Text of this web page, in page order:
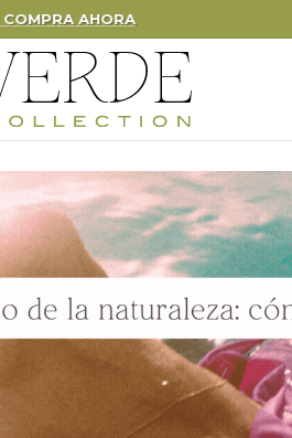
HASTA UN 40% EN CADA